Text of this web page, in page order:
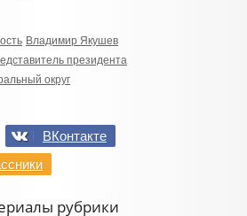
Владимир Якушев
президента
округ
ВКонтакте
рубрики